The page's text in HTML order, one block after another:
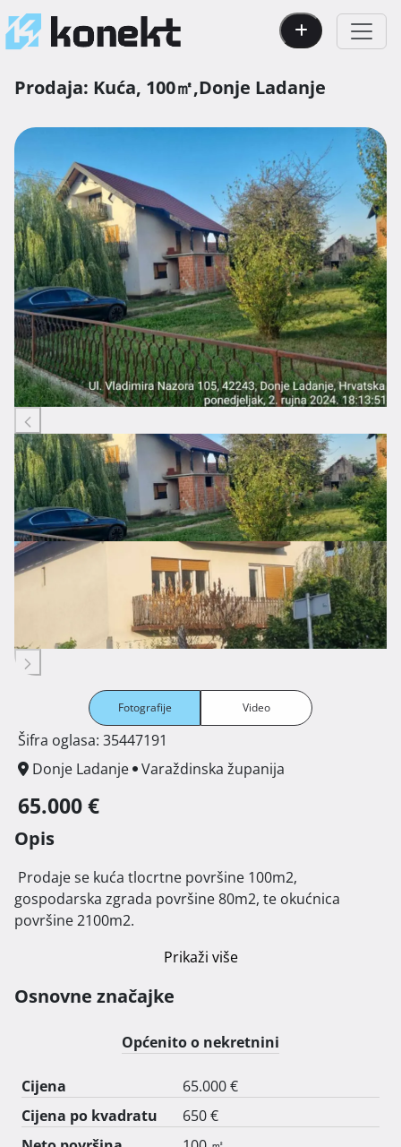
Prodaja: Kuća, 100㎡,Donje Ladanje
Fotografije Video
Šifra oglasa: 35447191
Donje Ladanje
Varaždinska županija
65.000 €
Opis
gospodarska zgrada površine 80m2, te okućnica
površine 2100m2.
Prikaži više
Osnovne značajke
Općenito o nekretnini
Cijena
65.000 €
Cijena po kvadratu
650 €